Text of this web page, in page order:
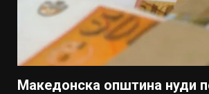
Македонска општина нуди